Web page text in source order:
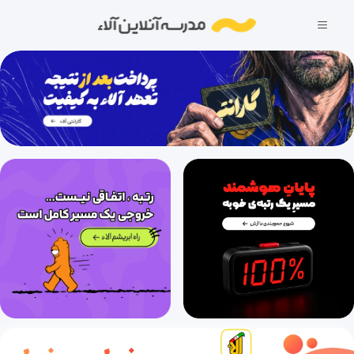
28 دقیقه
درس هفتم (قسمت اول)، علم زندگانی (قسمت اول)
19 دقیقه 1400/08/29
درس هفتم (قسمت دوم)، علم زندگانی (قسمت دوم)
24 دقیقه 1400/08/29
درس هشتم، زندگی همین لحظه‌هاست
39 دقیقه 1400/08/29
درس نهم، نصیحت امام
1400/08/29
درس دهم (قسمت اول)، کلاس ادبیات (قسمت اول)
37 دقیقه